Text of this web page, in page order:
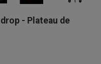
- Plateau de